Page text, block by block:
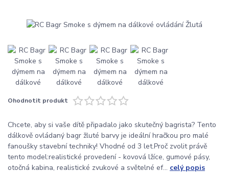
Ohodnotit produkt
Chcete, aby si vaše dítě připadalo jako skutečný bagrista? Tento
dálkově ovládaný bagr žluté barvy je ideální hračkou pro malé
fanoušky stavební techniky! Vhodné od 3 let.Proč zvolit právě
tento model:realistické provedení - kovová lžíce, gumové pásy,
otočná kabina, realistické zvukové a světelné ef... celý popis